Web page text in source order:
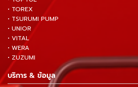
• TOREX
• TSURUMI PUMP
• UNIOR
• VITAL
• WERA
• ZUZUMI
บริการ & ข้อมูล